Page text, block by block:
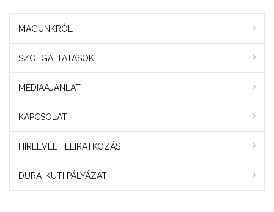
MAGUNKRÓL
SZOLGÁLTATÁSOK
MÉDIAAJÁNLAT
KAPCSOLAT
HÍRLEVÉL FELIRATKOZÁS
DURA-KUTI PÁLYÁZAT